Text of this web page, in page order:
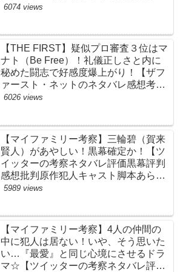
め・松本幸四郎】
6074 views
【THE FIRST】疑似プロ審査３位はマ
ナト（Be Free）！礼儀正しさと内に
秘めた闘志で好感度爆上がり！【ザフ
ァースト・ネットのネタバレ感想考察
まとめ・スッキリ・BE:FIRST・ビー
6026 views
【マイファミリー考察】三輪碧（賀来
賢人）があやしい！黒幕確定か！【ツ
イッターの考察ネタバレ評価黒幕評判
感想批判原作犯人キャスト脚本あらす
じ伏線まとめ】
5989 views
【マイファミリー考察】4人の仲間の
中に犯人は居ない！いや、そう思いた
い…『最愛』と同じ心境にさせるドラ
マ☆【ツイッターの考察ネタバレ評価